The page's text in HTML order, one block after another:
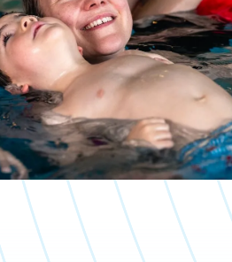
Mehr lesen
Newscenter >